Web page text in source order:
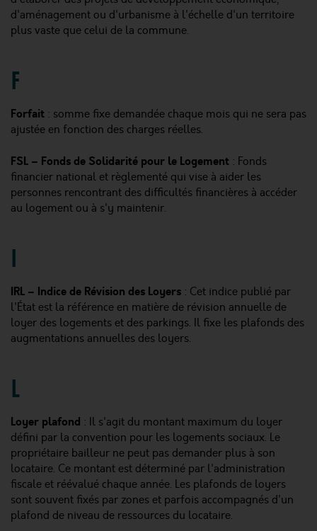
d'aménagement ou d'urbanisme à l'échelle d'un territoire
plus vaste que celui de la commune.
F
Forfait : somme fixe demandée chaque mois qui ne sera pas
ajustée en fonction des charges réelles.
FSL – Fonds de Solidarité pour le Logement : Fonds
financier national et règlementé qui vise à aider les
personnes rencontrant des difficultés financières à accéder
au logement ou à s'y maintenir.
I
IRL – Indice de Révision des Loyers : Cet indice publié par
l'État est la référence en matière de révision annuelle de
loyer des logements et des parkings. Il fixe les plafonds des
augmentations annuelles des loyers.
L
Loyer plafond : Il s'agit du montant maximum du loyer
défini par la convention pour les logements sociaux. Le
propriétaire bailleur ne peut pas demander plus à son
locataire. Ce montant est déterminé par l'administration
fiscale et réévalué chaque année. Les plafonds de loyers
sont souvent fixés par zones et parfois accompagnés d'un
plafond de niveau de ressources du locataire.